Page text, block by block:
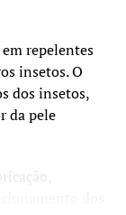
a campanha
contra
2026 para
receberam a
repelentes
insetos. O
dos insetos,
da pele